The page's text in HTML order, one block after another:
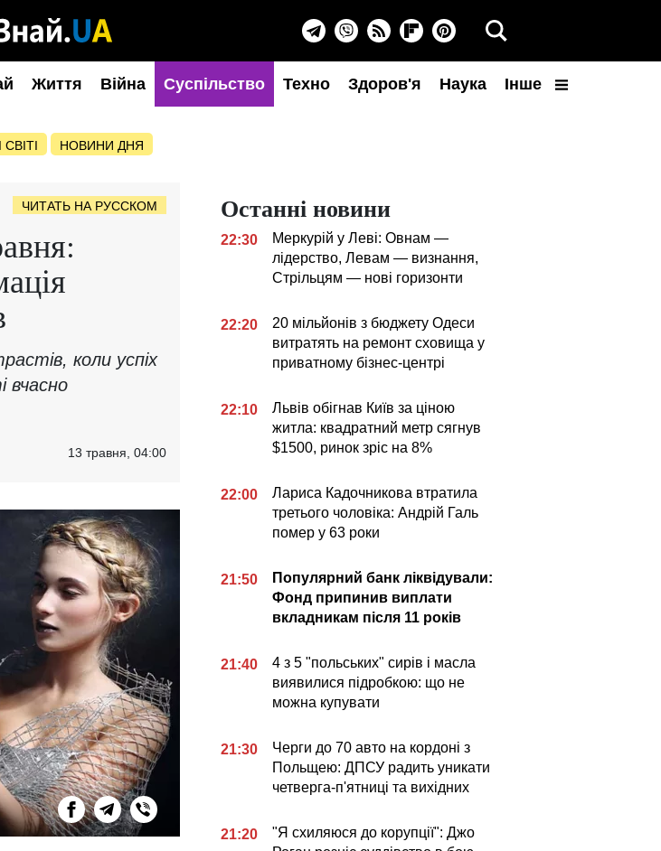
Життя Війна Суспільство Техно Здоров'я Наука Інше
НОВИНИ ДНЯ
ЧИТАТЬ НА РУССКОМ
коли успіх
вчасно
13 травня, 04:00
Останні новини
22:30
Меркурій у Леві: Овнам —
лідерство, Левам — визнання,
Стрільцям — нові горизонти
22:20
20 мільйонів з бюджету Одеси
витратять на ремонт сховища у
приватному бізнес-центрі
22:10
Львів обігнав Київ за ціною
житла: квадратний метр сягнув
$1500, ринок зріс на 8%
22:00
Лариса Кадочникова втратила
третього чоловіка: Андрій Галь
помер у 63 роки
21:50
Популярний банк ліквідували:
Фонд припинив виплати
вкладникам після 11 років
21:40
4 з 5 "польських" сирів і масла
виявилися підробкою: що не
можна купувати
21:30
Черги до 70 авто на кордоні з
Польщею: ДПСУ радить уникати
четверга-п'ятниці та вихідних
21:20
"Я схиляюся до корупції": Джо